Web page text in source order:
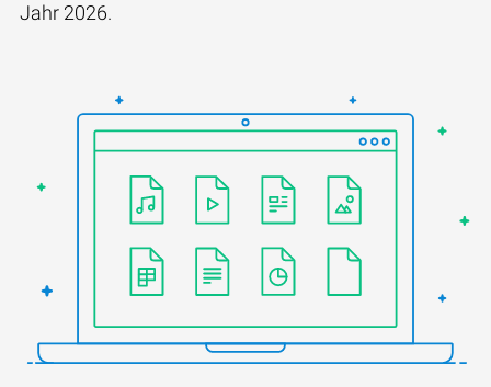
Jahr 2026.